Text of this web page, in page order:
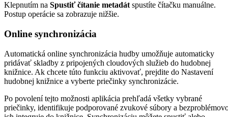
Klepnutím na Spustiť čítanie metadát spustíte čítačku manuálne.
Postup operácie sa zobrazuje nižšie.
Online synchronizácia
Automatická online synchronizácia hudby umožňuje automaticky
pridávať skladby z pripojených cloudových služieb do hudobnej
knižnice. Ak chcete túto funkciu aktivovať, prejdite do Nastavení
hudobnej knižnice a vyberte priečinky synchronizácie.
Po povolení tejto možnosti aplikácia prehľadá všetky vybrané
priečinky, identifikuje podporované zvukové súbory a